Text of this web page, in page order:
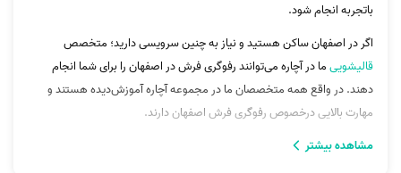
باتجربه انجام شود.
اگر در اصفهان ساکن هستید و نیاز به چنین سرویسی دارید؛ متخصص
قالیشوییما در آچاره می‌توانند رفوگری فرش‌ در اصفهان را برای شما انجام
دهند. در واقع همه متخصصان ما در مجموعه آچاره آموزش‌دیده هستند و
مهارت بالایی درخصوص رفوگری فرش اصفهان دارند.
نحوه ثبت سفارش رفوگری فرش در اصفهان
مشاهده بیشتر